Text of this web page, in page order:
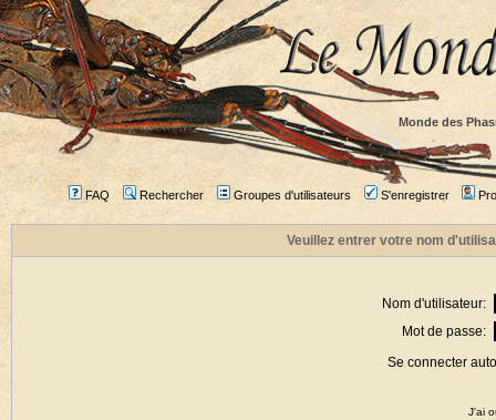
Monde des
FAQ Rechercher Groupes d'utilisateurs S'enregistrer
Veuillez entrer votre nom
Nom d'utilisateur:
Mot de passe:
Se connecter
J'ai